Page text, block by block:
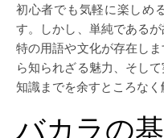
初心者でも気軽に楽しめ
す。しかし、単純である
特の用語や文化が存在し
ら知られざる魅力、そし
知識までを余すところなく
バカラの